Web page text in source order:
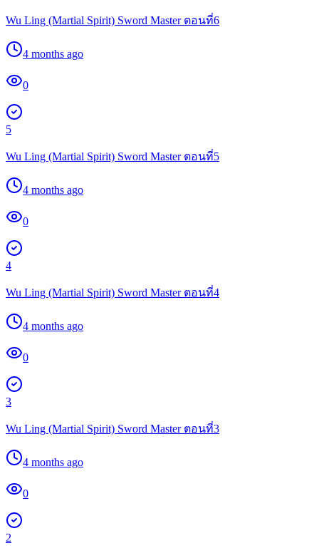
Wu Ling (Martial Spirit) Sword Master ตอนที่6
4 months ago
0
5
Wu Ling (Martial Spirit) Sword Master ตอนที่5
4 months ago
0
4
Wu Ling (Martial Spirit) Sword Master ตอนที่4
4 months ago
0
3
Wu Ling (Martial Spirit) Sword Master ตอนที่3
4 months ago
0
2